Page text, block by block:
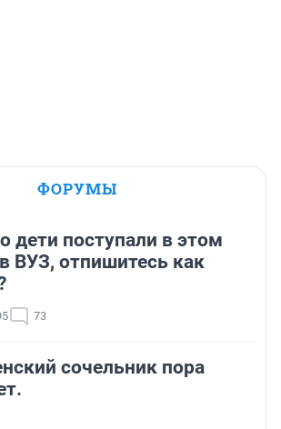
ФОРУМЫ
дети поступали в этом
ВУЗ, отпишитесь как
73
сочельник пора